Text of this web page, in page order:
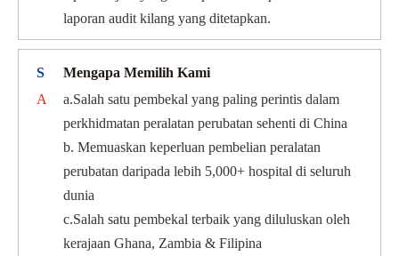
laporan audit kilang yang ditetapkan.
S
Mengapa Memilih Kami
A
a.Salah satu pembekal yang paling perintis dalam
perkhidmatan peralatan perubatan sehenti di China
b. Memuaskan keperluan pembelian peralatan
perubatan daripada lebih 5,000+ hospital di seluruh
dunia
c.Salah satu pembekal terbaik yang diluluskan oleh
kerajaan Ghana, Zambia & Filipina